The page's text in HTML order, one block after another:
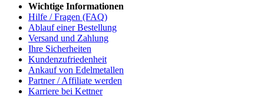
Wichtige Informationen
Hilfe / Fragen (FAQ)
Ablauf einer Bestellung
Versand und Zahlung
Ihre Sicherheiten
Kundenzufriedenheit
Ankauf von Edelmetallen
Partner / Affiliate werden
Karriere bei Kettner